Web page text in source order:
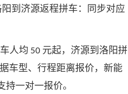
到济源返程拼车：同步对应
人均 50 元起，济源到洛阳拼
车型、行程距离报价，新能
持一对一报价。